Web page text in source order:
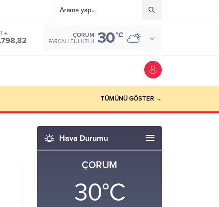
ÇORUM
PARÇALI BULUTLU 30°C
TÜMÜNÜ GÖSTER →
Hava Durumu
ÇORUM
30°C